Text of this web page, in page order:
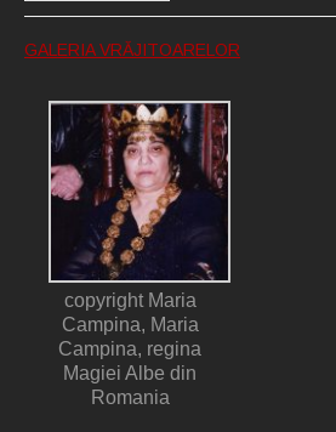
GALERIA VRĂJITOARELOR
copyright Maria
Campina, Maria
Campina, regina
Magiei Albe din
Romania